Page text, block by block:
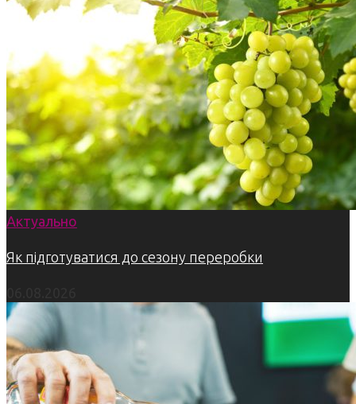
Актуально
Як підготуватися до сезону переробки